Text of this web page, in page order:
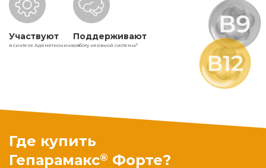
Участвуют
в синтезе Адеметионина
Поддерживают
работу нервной системы5
Где купить
Гепарамакс® Форте?